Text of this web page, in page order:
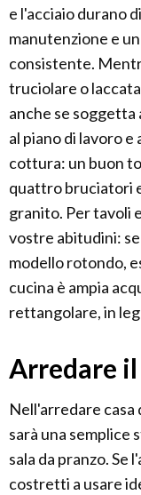
e l'acciaio durano
manutenzione e
consistente.
truciolare o
anche se
al piano di lavoro
cottura: un buon
quattro bruciatori
granito. Per tavoli
vostre abitudini:
modello rotondo,
cucina è ampia
rettangolare, in
Arredare
Nell'arredare casa
sarà una semplice
sala da pranzo. Se
costretti a usare